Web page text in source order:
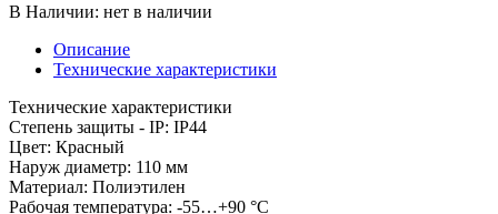
В Наличии: нет в наличии
Описание
Технические характеристики
Технические характеристики
Степень защиты - IP: IP44
Цвет: Красный
Наруж диаметр: 110 мм
Материал: Полиэтилен
Рабочая температура: -55…+90 °C